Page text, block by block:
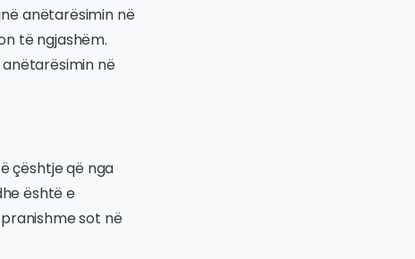
anëtarësimin në
të ngjashëm.
në
çështje që nga
është e
sot në